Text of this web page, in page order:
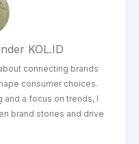
KOL.ID
connecting brands
consumer choices.
and a focus on trends, I
brand stories and drive